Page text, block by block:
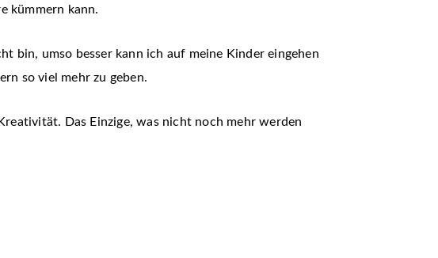
kümmern kann.
bin, umso besser kann ich auf meine Kinder eingehen
so viel mehr zu geben.
Das Einzige, was nicht noch mehr werden